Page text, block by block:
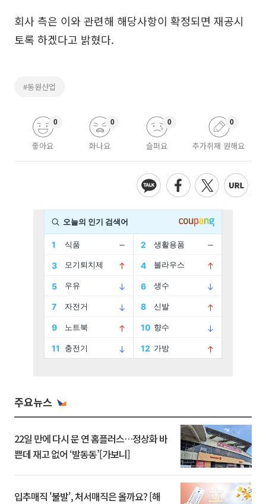
회사 측은 이와 관련해 해당사항이 확정되면 재공시
토록 하겠다고 밝혔다.
#동원산업
좋아요
0
화나요
0
슬퍼요
0
추가취재 원해요
0
주요뉴스
22일 만에 다시 문 연 홈플러스…정상화 바
쁜데 재고 없어 ‘발동동’[가보니]
입추매직 '불발', 처서매직은 올까요? [해